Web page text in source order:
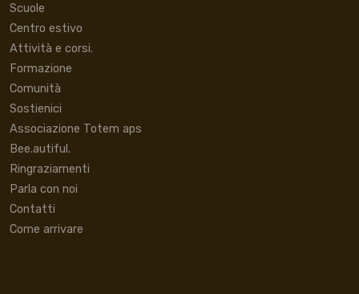
Scuole
Centro estivo
Attività e corsi.
Formazione
Comunità
Sostienici
Associazione Totem aps
Bee.autiful.
Ringraziamenti
Parla con noi
Contatti
Come arrivare